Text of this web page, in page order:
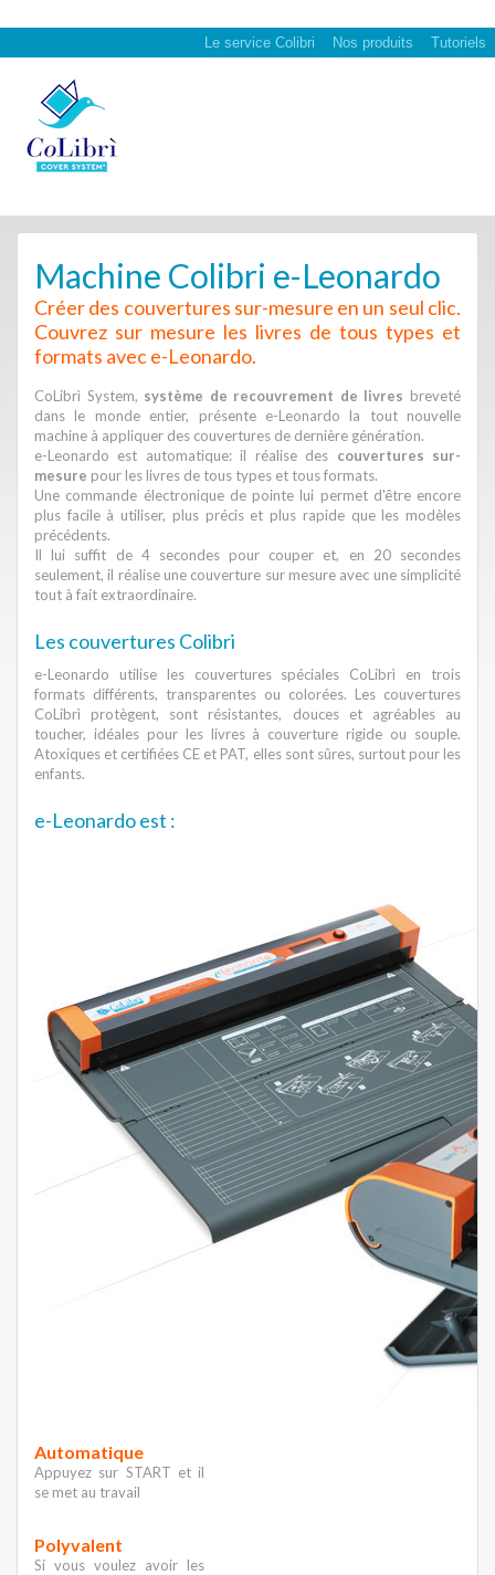
Le service Colibri Nos produits Tutoriels
Machine Colibri e-Leonardo
Créer des couvertures sur-mesure en un seul clic.
Couvrez sur mesure les livres de tous types et
formats avec e-Leonardo.
CoLibrì System, système de recouvrement de livres breveté
dans le monde entier, présente e-Leonardo la tout nouvelle
machine à appliquer des couvertures de dernière génération.
e-Leonardo est automatique: il réalise des couvertures sur-
mesure pour les livres de tous types et tous formats.
Une commande électronique de pointe lui permet d'être encore
plus facile à utiliser, plus précis et plus rapide que les modèles
précédents.
Il lui suffit de 4 secondes pour couper et, en 20 secondes
seulement, il réalise une couverture sur mesure avec une simplicité
tout à fait extraordinaire.
Les couvertures Colibri
e-Leonardo utilise les couvertures spéciales CoLibrì en trois
formats différents, transparentes ou colorées. Les couvertures
CoLibrì protègent, sont résistantes, douces et agréables au
toucher, idéales pour les livres à couverture rigide ou souple.
Atoxiques et certifiées CE et PAT, elles sont sûres, surtout pour les
enfants.
e-Leonardo est :
Automatique
Appuyez sur START et il
se met au travail
Polyvalent
Si vous voulez avoir les